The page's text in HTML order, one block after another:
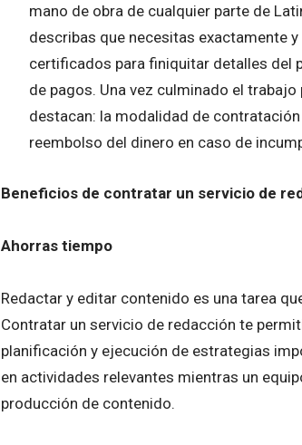
mano de obra de cualquier parte de
describas que necesitas exactamente
certificados para finiquitar detalles del
de pagos. Una vez culminado el
destacan: la modalidad de
reembolso del dinero en caso de
Beneficios de contratar un servicio de
Ahorras tiempo
Redactar y editar contenido es una tarea
Contratar un servicio de redacción te
planificación y ejecución de estrategias
en actividades relevantes mientras un
producción de contenido.